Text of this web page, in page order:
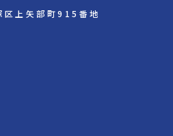
上矢部町915番地